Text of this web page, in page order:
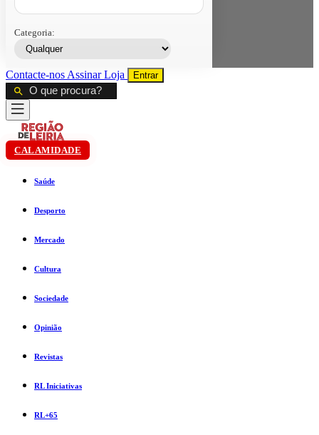
Categoria:
Contacte-nos AssinarLoja Entrar
CALAMIDADE
Saúde
Desporto
Mercado
Cultura
Sociedade
Opinião
Revistas
RL Iniciativas
RL+65